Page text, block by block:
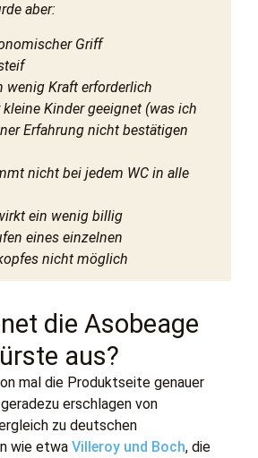
aber:
Griff
wenig Kraft erforderlich
Kinder geeignet (was ich
Erfahrung nicht bestätigen
nicht bei jedem WC in alle
ein wenig billig
eines einzelnen
nicht möglich
die Asobeage
aus?
mal die Produktseite genauer
erschlagen von
zu deutschen
wie etwa Villeroy und Boch, die